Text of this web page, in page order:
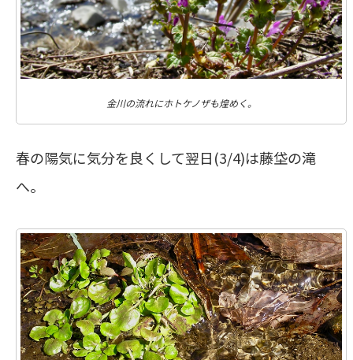
金川の流れにホトケノザも煌めく。
春の陽気に気分を良くして翌日(3/4)は藤垈の滝
へ。